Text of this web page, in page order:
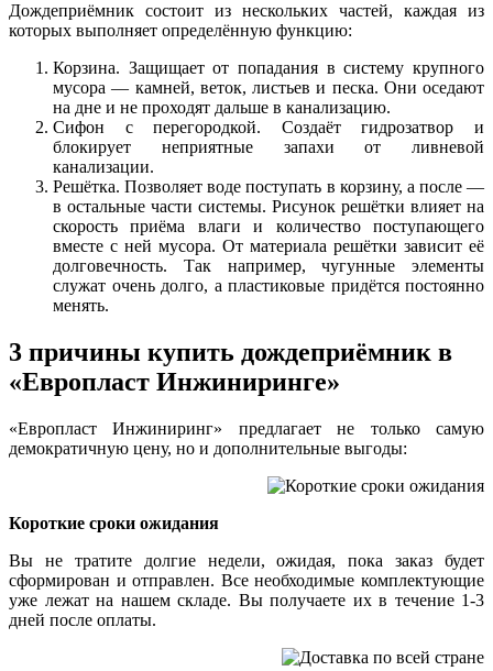
Дождеприёмник состоит из нескольких частей, каждая из
которых выполняет определённую функцию:
Корзина. Защищает от попадания в систему крупного
мусора — камней, веток, листьев и песка. Они оседают
на дне и не проходят дальше в канализацию.
Сифон с перегородкой. Создаёт гидрозатвор и
блокирует неприятные запахи от ливневой
канализации.
Решётка. Позволяет воде поступать в корзину, а после —
в остальные части системы. Рисунок решётки влияет на
скорость приёма влаги и количество поступающего
вместе с ней мусора. От материала решётки зависит её
долговечность. Так например, чугунные элементы
служат очень долго, а пластиковые придётся постоянно
менять.
3 причины купить дождеприёмник в
«Европласт Инжиниринге»
«Европласт Инжиниринг» предлагает не только самую
демократичную цену, но и дополнительные выгоды:
Короткие сроки ожидания
Вы не тратите долгие недели, ожидая, пока заказ будет
сформирован и отправлен. Все необходимые комплектующие
уже лежат на нашем складе. Вы получаете их в течение 1-3
дней после оплаты.